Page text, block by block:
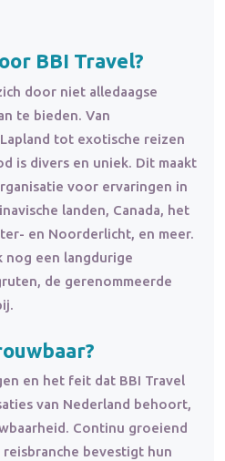
BBI Travel?
door niet alledaagse
te bieden. Van
tot exotische reizen
is divers en uniek. Dit maakt
voor ervaringen in
landen, Canada, het
en Noorderlicht, en meer.
nog een langdurige
de gerenommeerde
en het feit dat BBI Travel
van Nederland behoort,
Continu groeiend
bevestigt hun